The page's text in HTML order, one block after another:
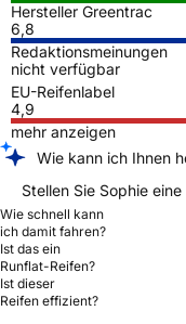
Hersteller Greentrac
6,8
Redaktionsmeinungen
nicht verfügbar
EU-Reifenlabel
4,9
mehr anzeigen
Wie kann ich Ihnen
Stellen Sie Sophie
Wie schnell kann
ich damit fahren?
Ist das ein
Runflat-Reifen?
Ist dieser
Reifen effizient?